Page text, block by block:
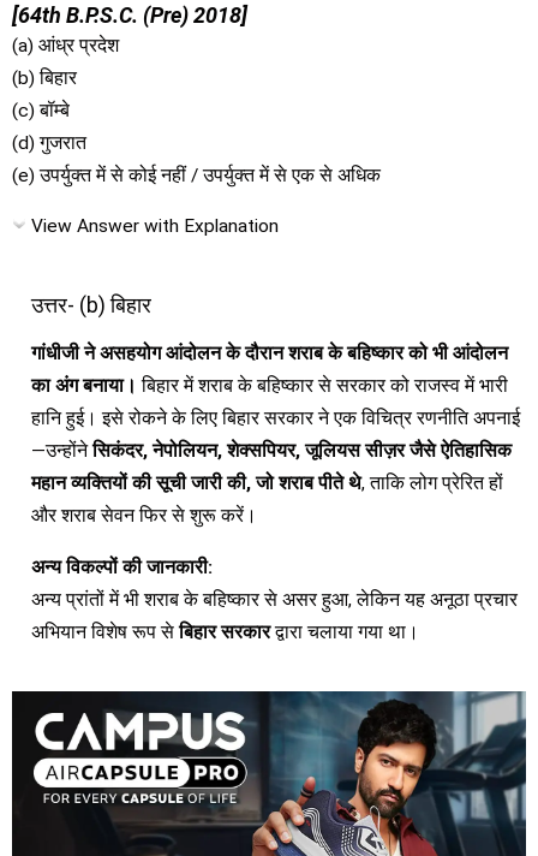
[64th B.P.S.C. (Pre) 2018]
(a) आंध्र प्रदेश
(b) बिहार
(c) बॉम्बे
(d) गुजरात
(e) उपर्युक्त में से कोई नहीं / उपर्युक्त में से एक से अधिक
View Answer with Explanation
उत्तर- (b) बिहार
गांधीजी ने असहयोग आंदोलन के दौरान शराब के बहिष्कार को भी आंदोलन
का अंग बनाया। बिहार में शराब के बहिष्कार से सरकार को राजस्व में भारी
हानि हुई। इसे रोकने के लिए बिहार सरकार ने एक विचित्र रणनीति अपनाई
—उन्होंनेसिकंदर, नेपोलियन, शेक्सपियर, जूलियस सीज़र जैसे ऐतिहासिक
महान व्यक्तियों की सूची जारी की, जो शराब पीते थे, ताकि लोग प्रेरित हों
और शराब सेवन फिर से शुरू करें।
अन्य विकल्पों की जानकारी:
अन्य प्रांतों में भी शराब के बहिष्कार से असर हुआ, लेकिन यह अनूठा प्रचार
अभियान विशेष रूप सेबिहार सरकारद्वारा चलाया गया था।